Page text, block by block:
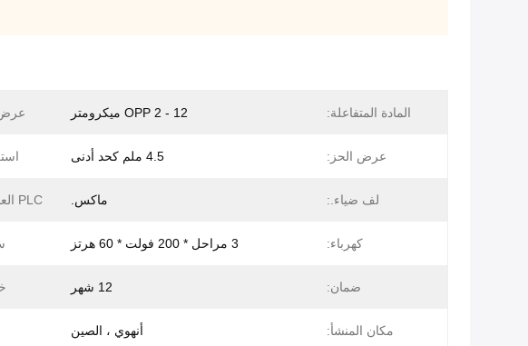
المادة المتفاعلة: OPP 2 - 12 ميكرومتر عرض
عرض الحز: 4.5 ملم كحد أدنى
لف ضياء.: ماكس. PLC العلامة التجارية:
كهرباء: 3 مراحل * 200 فولت * 60 هرتز
ضمان: 12 شهر
مكان المنشأ: أنهوي ، الصين